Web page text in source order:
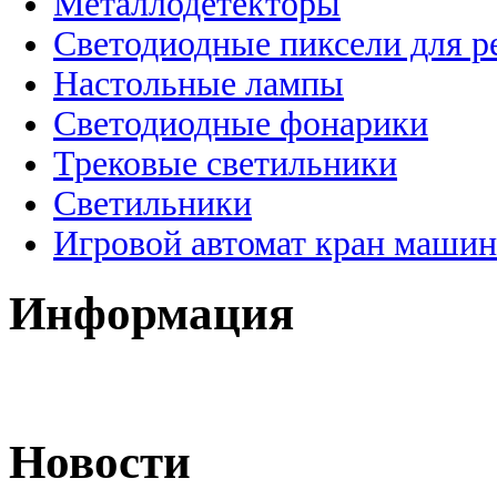
Светодиодные пиксели для
Настольные лампы
Светодиодные фонарики
Трековые светильники
Светильники
Игровой автомат кран
Информация
Новости